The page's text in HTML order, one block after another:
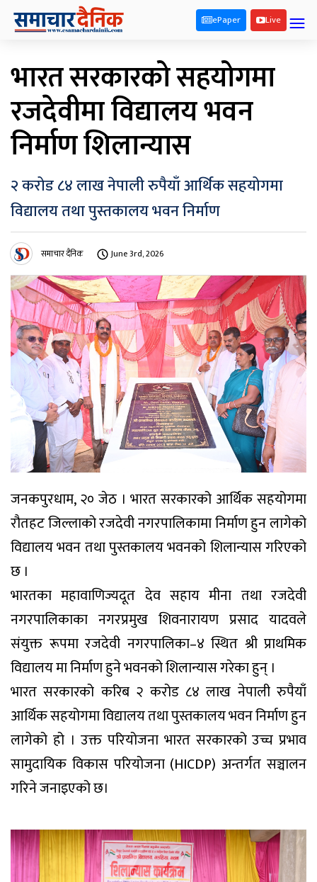
ePaper Live
भारत सरकारको सहयोगमा
रजदेवीमा विद्यालय भवन
निर्माण शिलान्यास
२ करोड ८४ लाख नेपाली रुपैयाँ आर्थिक सहयोगमा
विद्यालय तथा पुस्तकालय भवन निर्माण
समाचार दैनिक June 3rd, 2026
जनकपुरधाम, २० जेठ । भारत सरकारको आर्थिक सहयोगमा
रौतहट जिल्लाको रजदेवी नगरपालिकामा निर्माण हुन लागेको
विद्यालय भवन तथा पुस्तकालय भवनको शिलान्यास गरिएको
छ ।
भारतका महावाणिज्यदूत देव सहाय मीना तथा रजदेवी
नगरपालिकाका नगरप्रमुख शिवनारायण प्रसाद यादवले
संयुक्त रूपमा रजदेवी नगरपालिका–४ स्थित श्री प्राथमिक
विद्यालय मा निर्माण हुने भवनको शिलान्यास गरेका हुन् ।
भारत सरकारको करिब २ करोड ८४ लाख नेपाली रुपैयाँ
आर्थिक सहयोगमा विद्यालय तथा पुस्तकालय भवन निर्माण हुन
लागेको हो । उक्त परियोजना भारत सरकारको उच्च प्रभाव
सामुदायिक विकास परियोजना (HICDP) अन्तर्गत सञ्चालन
गरिने जनाइएको छ।